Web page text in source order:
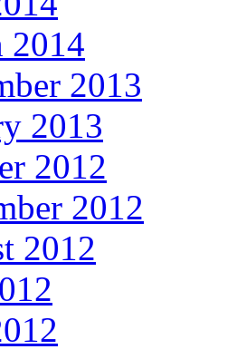
2014
2013
2013
2012
2012
2012